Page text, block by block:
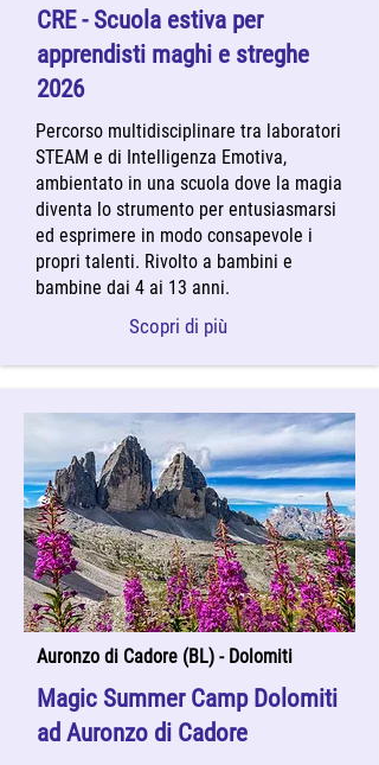
CRE - Scuola estiva per
apprendisti maghi e streghe
2026
Percorso multidisciplinare tra laboratori
STEAM e di Intelligenza Emotiva,
ambientato in una scuola dove la magia
diventa lo strumento per entusiasmarsi
ed esprimere in modo consapevole i
propri talenti. Rivolto a bambini e
bambine dai 4 ai 13 anni.
Scopri di più
Auronzo di Cadore (BL) - Dolomiti
Magic Summer Camp Dolomiti
ad Auronzo di Cadore